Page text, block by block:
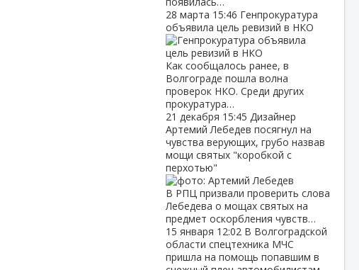
28 марта 15:46 Генпрокуратура
объявила цель ревизий в НКО
Как сообщалось ранее, в
Волгограде пошла волна
проверок НКО. Среди других
прокуратура…
21 декабря 15:45 Дизайнер
Артемий Лебедев посягнул на
чувства верующих, грубо назвав
мощи святых "коробкой с
перхотью"
В РПЦ призвали проверить слова
Лебедева о мощах святых на
предмет оскорбления чувств…
15 января 12:02 В Волгоградской
области спецтехника МЧС
пришла на помощь попавшим в